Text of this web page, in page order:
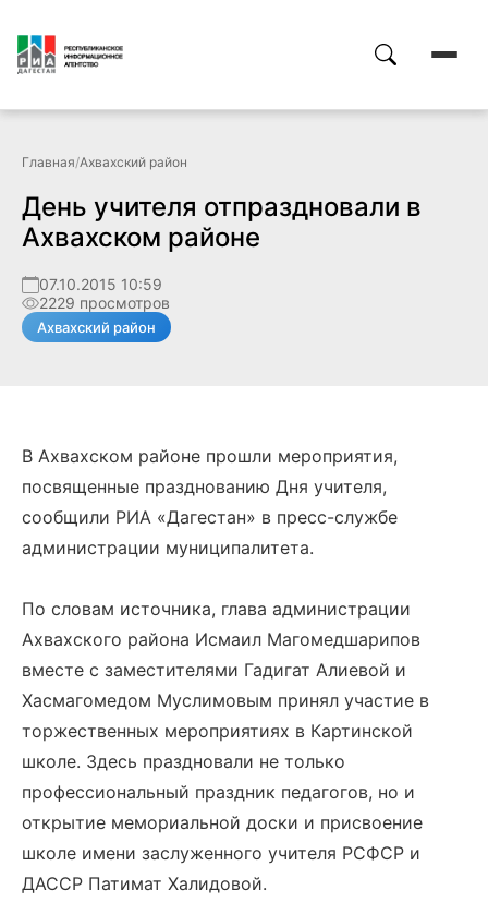
Главная/Ахвахский район
День учителя отпраздновали в
Ахвахском районе
07.10.2015 10:59
2229 просмотров
Ахвахский район
В Ахвахском районе прошли мероприятия,
посвященные празднованию Дня учителя,
сообщили РИА «Дагестан» в пресс-службе
администрации муниципалитета.
По словам источника, глава администрации
Ахвахского района Исмаил Магомедшарипов
вместе с заместителями Гадигат Алиевой и
Хасмагомедом Муслимовым принял участие в
торжественных мероприятиях в Картинской
школе. Здесь праздновали не только
профессиональный праздник педагогов, но и
открытие мемориальной доски и присвоение
школе имени заслуженного учителя РСФСР и
ДАССР Патимат Халидовой.